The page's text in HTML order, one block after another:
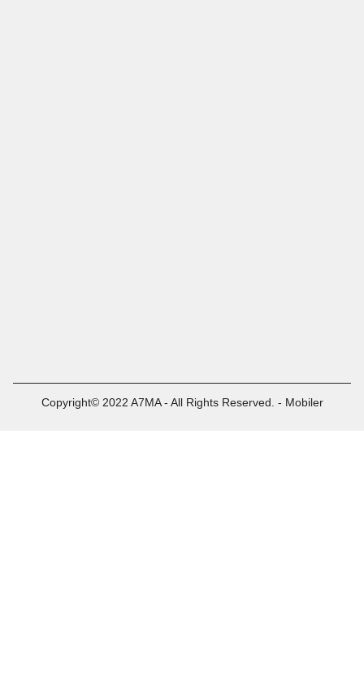
Copyright© 2022 A7MA - All Rights Reserved. - Mobiler